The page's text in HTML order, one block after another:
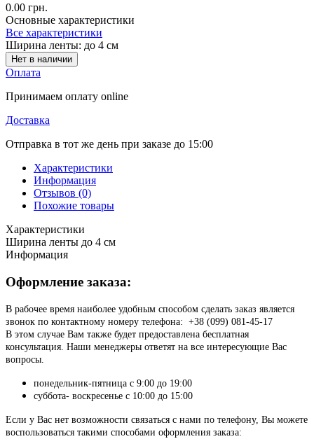
0.00 грн.
Основные характеристики
Все характеристики
Ширина ленты: до 4 см
Нет в наличии
Оплата
Принимаем оплату online
Доставка
Отправка в тот же день при заказе до 15:00
Характеристики
Информация
Отзывов (0)
Похожие товары
Характеристики
Ширина ленты до 4 см
Информация
Оформление заказа:
В рабочее время наиболее удобным способом сделать заказ является
звонок по контактному номеру телефона: +38 (099) 081-45-17
В этом случае Вам также будет предоставлена бесплатная
консультация. Наши менеджеры ответят на все интересующие Вас
вопросы.
понедельник-пятница с 9:00 до 19:00
суббота- воскресенье с 10:00 до 15:00
Если у Вас нет возможности связаться с нами по телефону, Вы можете
воспользоваться такими способами оформления заказа: